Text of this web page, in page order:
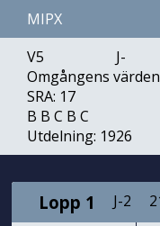
MIPX
V5
J-
Omgångens värden
SRA: 17
B B C B C
Utdelning: 1926
Lopp 1 J-2